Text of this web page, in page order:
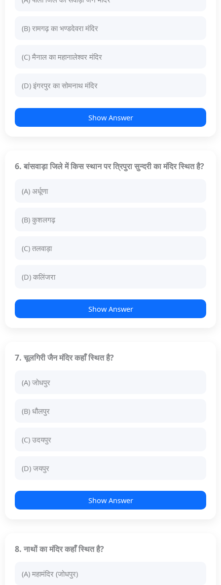
(B) रामगढ़ का भण्डदेवरा मंदिर
(C) मैनाल का महानालेश्वर मंदिर
(D) इंगरपुर का सोमनाथ मंदिर
Show Answer
6. बांसवाड़ा जिले में किस स्थान पर त्रिपुरा सुन्दरी का मंदिर स्थित है?
(A) अर्धूणा
(B) कुशलगढ़
(C) तलवाड़ा
(D) कलिंजरा
Show Answer
7. चूलगिरी जैन मंदिर कहाँ स्थित है?
(A) जोधपुर
(B) धौलपुर
(C) उदयपुर
(D) जयपुर
Show Answer
8. नाथों का मंदिर कहाँ स्थित है?
(A) महामंदिर (जोधपुर)